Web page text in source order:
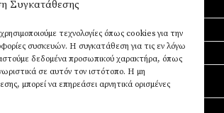
Συγκατάθεσης
τεχνολογίες όπως cookies για την
συσκευών. Η συγκατάθεση για τις εν λόγω
δεδομένα προσωπικού χαρακτήρα, όπως
σε αυτόν τον ιστότοπο. Η μη
μπορεί να επηρεάσει αρνητικά ορισμένες